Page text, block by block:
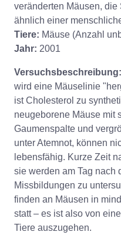
veränderten Mäusen,
ähnlich einer
Tiere: Mäuse (Anzahl
Jahr: 2001
Versuchsbeschreibung:
wird eine Mäuselinie
ist Cholesterol zu
neugeborene Mäuse mit
Gaumenspalte und
unter Atemnot, können
lebensfähig. Kurze Zeit
sie werden am Tag nach
Missbildungen zu
finden an Mäusen in
statt – es ist also von
Tiere auszugehen.